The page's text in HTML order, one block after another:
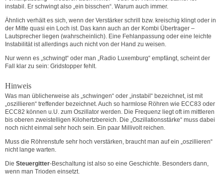
instabil. Er schwingt also „ein bisschen“. Warum auch immer.
Ähnlich verhält es sich, wenn der Verstärker schrill bzw. kreischig klingt oder in
der Mitte quasi ein Loch ist. Das kann auch an der Kombi Übertrager –
Lautsprecher liegen (wahrscheinlich). Eine Fehlanpassung oder eine leichte
Instabilität ist allerdings auch nicht von der Hand zu weisen.
Nur wenn es „schwingt“ oder man „Radio Luxemburg“ empfängt, scheint der
Fall klar zu sein: Gridstopper fehlt.
Hinweis
Was man üblicherweise als „schwingen“ oder „instabil“ bezeichnet, ist mit
„oszillieren“ treffender bezeichnet. Auch so harmlose Röhren wie ECC83 oder
ECC82 können u.U. zum Oszillator werden. Die Frequenz liegt oft im mittleren
bis oberen zweistelligen Kilohertzbereich. Die „Oszillationsstärke“ muss dabei
noch nicht einmal sehr hoch sein. Ein paar Millivolt reichen.
Muss die Röhrenstufe sehr hoch verstärken, braucht man auf ein „oszillieren“
nicht lange warten.
Die Steuergitter-Beschaltung ist also so eine Geschichte. Besonders dann,
wenn man Trioden einsetzt.